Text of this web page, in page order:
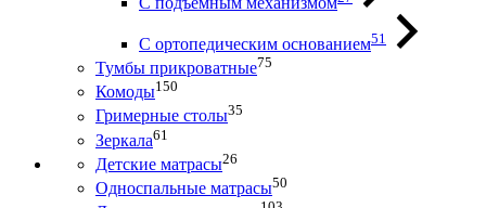
С ортопедическим основанием51
Тумбы прикроватные75
Комоды150
Гримерные столы35
Зеркала61
Детские матрасы26
Односпальные матрасы50